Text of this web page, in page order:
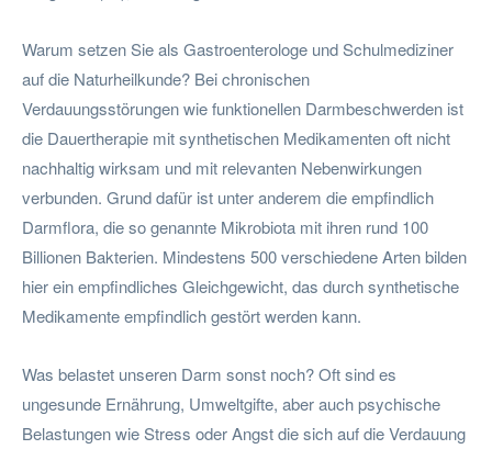
Warum setzen Sie als Gastroenterologe und Schulmediziner
auf die Naturheilkunde? Bei chronischen
Verdauungsstörungen wie funktionellen Darmbeschwerden ist
die Dauertherapie mit synthetischen Medikamenten oft nicht
nachhaltig wirksam und mit relevanten Nebenwirkungen
verbunden. Grund dafür ist unter anderem die empfindlich
Darmflora, die so genannte Mikrobiota mit ihren rund 100
Billionen Bakterien. Mindestens 500 verschiedene Arten bilden
hier ein empfindliches Gleichgewicht, das durch synthetische
Medikamente empfindlich gestört werden kann.
Was belastet unseren Darm sonst noch? Oft sind es
ungesunde Ernährung, Umweltgifte, aber auch psychische
Belastungen wie Stress oder Angst die sich auf die Verdauung